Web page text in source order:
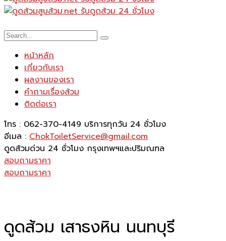
หน้าหลัก
เกี่ยวกับเรา
ผลงานของเรา
คำถามเรื่องส้วม
ติดต่อเรา
โทร : 062-370-4149 บริการทุกวัน 24 ชั่วโมง
อีเมล : ChokToiletService@gmail.com
ดูดส้วมด่วน 24 ชั่วโมง กรุงเทพฯและปริมณฑล
สอบถามราคา
สอบถามราคา
ดูดส้วม เสาธงหิน นนทบุรี